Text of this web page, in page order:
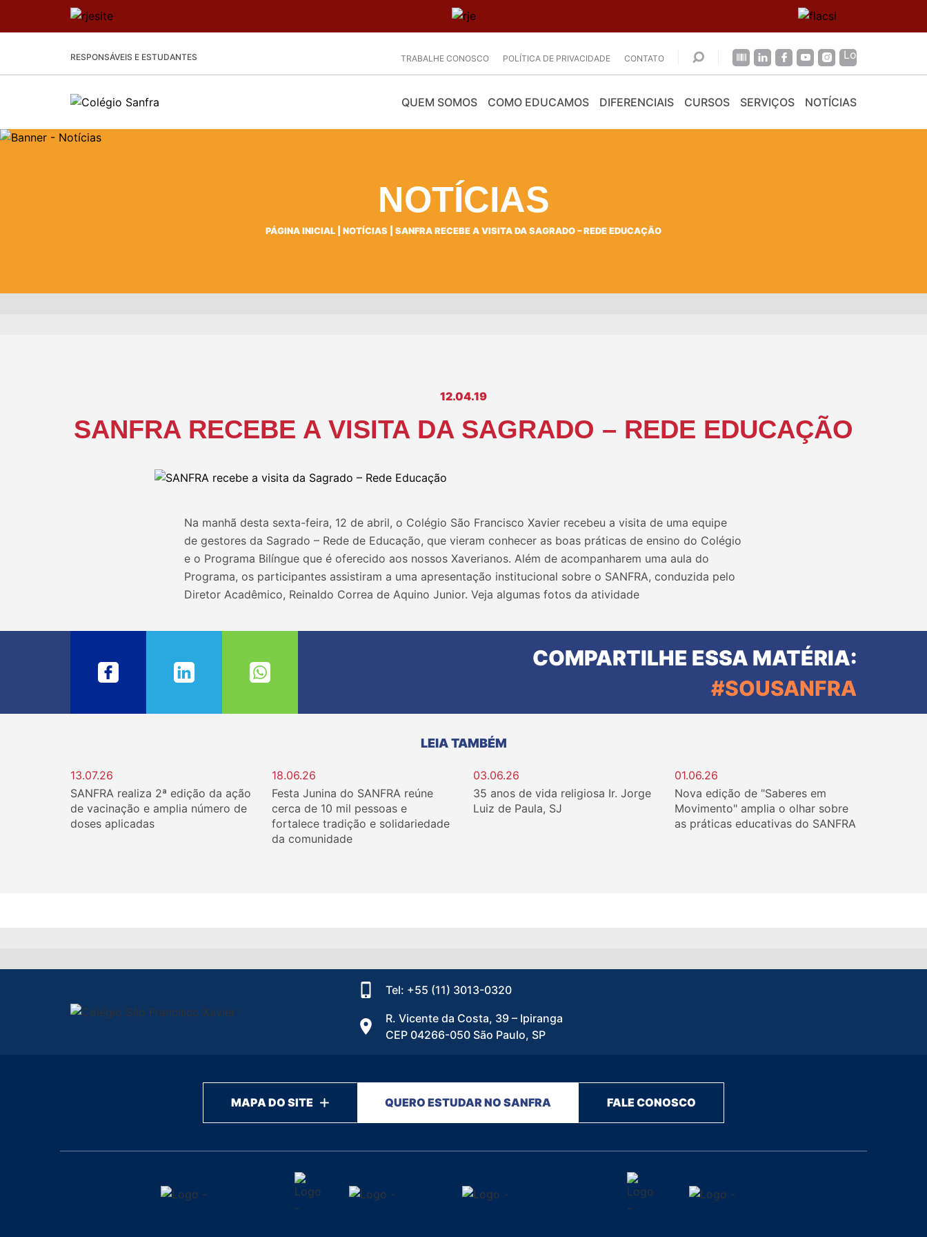
RESPONSÁVEIS E ESTUDANTES TRABALHE CONOSCO POLÍTICA DE PRIVACIDADE CONTATO
QUEM SOMOS COMO EDUCAMOS DIFERENCIAIS CURSOS SERVIÇOS NOTÍCIAS
NOTÍCIAS
PÁGINA INICIAL NOTÍCIAS SANFRA RECEBE A VISITA DA SAGRADO – REDE EDUCAÇÃO
12.04.19
SANFRA RECEBE A VISITA DA SAGRADO – REDE EDUCAÇÃO
Na manhã desta sexta-feira, 12 de abril, o Colégio São Francisco Xavier recebeu a visita de uma equipe
de gestores da Sagrado – Rede de Educação, que vieram conhecer as boas práticas de ensino do Colégio
e o Programa Bilíngue que é oferecido aos nossos Xaverianos. Além de acompanharem uma aula do
Programa, os participantes assistiram a uma apresentação institucional sobre o SANFRA, conduzida pelo
Diretor Acadêmico, Reinaldo Correa de Aquino Junior. Veja algumas fotos da atividade
COMPARTILHE ESSA MATÉRIA:
#SOUSANFRA
LEIA TAMBÉM
13.07.26
SANFRA realiza 2ª edição da ação
de vacinação e amplia número de
doses aplicadas
18.06.26
Festa Junina do SANFRA reúne
cerca de 10 mil pessoas e
fortalece tradição e solidariedade
da comunidade
03.06.26
35 anos de vida religiosa Ir. Jorge
Luiz de Paula, SJ
01.06.26
Nova edição de "Saberes em
Movimento" amplia o olhar sobre
as práticas educativas do SANFRA
Tel: +55 (11) 3013-0320
R. Vicente da Costa, 39 – Ipiranga
CEP 04266-050 São Paulo, SP
MAPA DO SITE QUERO ESTUDAR NO SANFRA FALE CONOSCO